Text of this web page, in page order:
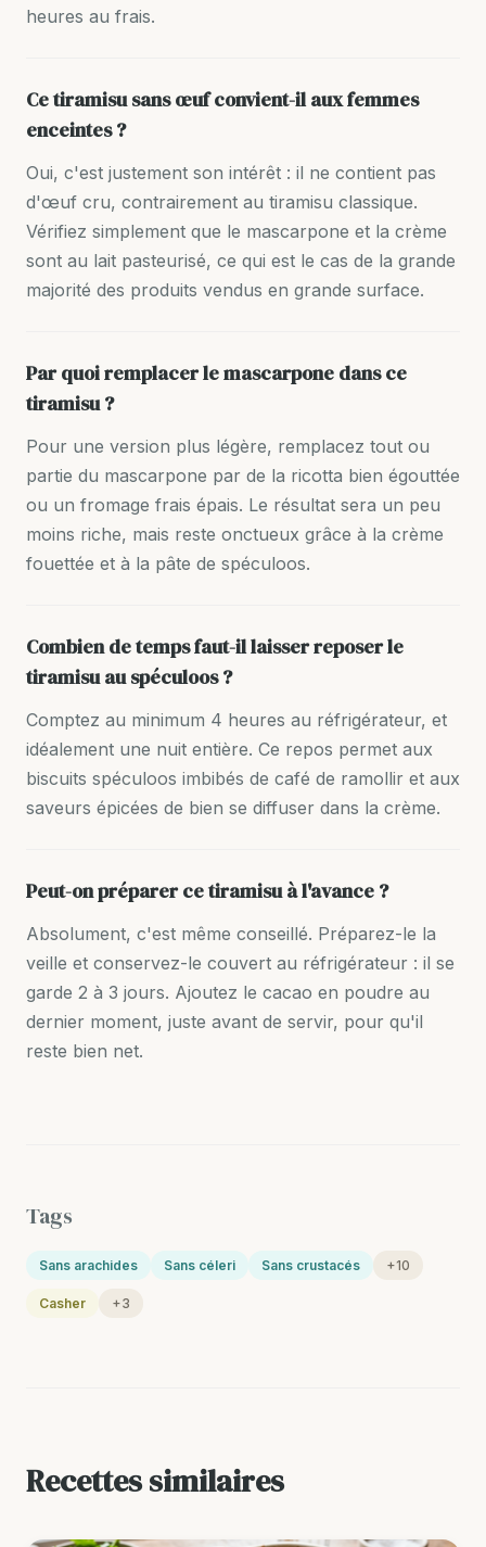
heures au frais.
Ce tiramisu sans œuf convient-il aux femmes
enceintes ?
Oui, c'est justement son intérêt : il ne contient pas
d'œuf cru, contrairement au tiramisu classique.
Vérifiez simplement que le mascarpone et la crème
sont au lait pasteurisé, ce qui est le cas de la grande
majorité des produits vendus en grande surface.
Par quoi remplacer le mascarpone dans ce
tiramisu ?
Pour une version plus légère, remplacez tout ou
partie du mascarpone par de la ricotta bien égouttée
ou un fromage frais épais. Le résultat sera un peu
moins riche, mais reste onctueux grâce à la crème
fouettée et à la pâte de spéculoos.
Combien de temps faut-il laisser reposer le
tiramisu au spéculoos ?
Comptez au minimum 4 heures au réfrigérateur, et
idéalement une nuit entière. Ce repos permet aux
biscuits spéculoos imbibés de café de ramollir et aux
saveurs épicées de bien se diffuser dans la crème.
Peut-on préparer ce tiramisu à l'avance ?
Absolument, c'est même conseillé. Préparez-le la
veille et conservez-le couvert au réfrigérateur : il se
garde 2 à 3 jours. Ajoutez le cacao en poudre au
dernier moment, juste avant de servir, pour qu'il
reste bien net.
Tags
Sans arachides Sans céleri Sans crustacés +10
Casher +3
Recettes similaires